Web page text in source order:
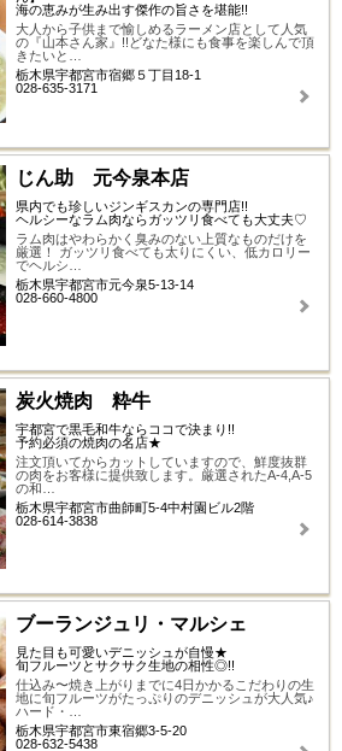
海の恵みが生み出す傑作の旨さを堪能!!
大人から子供まで愉しめるラーメン店として人気
の『山本さん家』!!どなた様にも食事を楽しんで頂
きたいと…
栃木県宇都宮市宿郷５丁目18-1
028-635-3171
じん助 元今泉本店
県内でも珍しいジンギスカンの専門店!!
ヘルシーなラム肉ならガッツリ食べても大丈夫♡
ラム肉はやわらかく臭みのない上質なものだけを
厳選！ ガッツリ食べても太りにくい、低カロリー
でヘルシ…
栃木県宇都宮市元今泉5-13-14
028-660-4800
炭火焼肉 粋牛
宇都宮で黒毛和牛ならココで決まり!!
予約必須の焼肉の名店★
注文頂いてからカットしていますので、鮮度抜群
の肉をお客様に提供致します。厳選されたA-4,A-5
の和…
栃木県宇都宮市曲師町5-4中村園ビル2階
028-614-3838
ブーランジュリ・マルシェ
見た目も可愛いデニッシュが自慢★
旬フルーツとサクサク生地の相性◎!!
仕込み〜焼き上がりまでに4日かかるこだわりの生
地に旬フルーツがたっぷりのデニッシュが大人気♪
ハード・…
栃木県宇都宮市東宿郷3-5-20
028-632-5438